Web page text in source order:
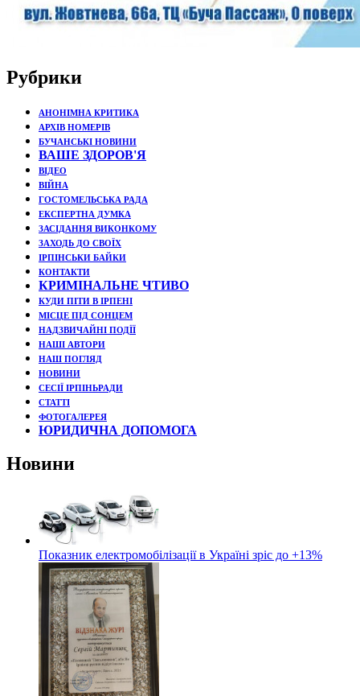
Рубрики
АНОНІМНА КРИТИКА
АРХІВ НОМЕРІВ
БУЧАНСЬКІ НОВИНИ
ВАШЕ ЗДОРОВ'Я
ВІДЕО
ВІЙНА
ГОСТОМЕЛЬСЬКА РАДА
ЕКСПЕРТНА ДУМКА
ЗАСІДАННЯ ВИКОНКОМУ
ЗАХОДЬ ДО СВОЇХ
ІРПІНСЬКИ БАЙКИ
КОНТАКТИ
КРИМІНАЛЬНЕ ЧТИВО
КУДИ ПІТИ В ІРПЕНІ
МІСЦЕ ПІД СОНЦЕМ
НАДЗВИЧАЙНІ ПОДЇЇ
НАШІ АВТОРИ
НАШ ПОГЛЯД
НОВИНИ
СЕСІЇ ІРПІНЬРАДИ
СТАТТІ
ФОТОГАЛЕРЕЯ
ЮРИДИЧНА ДОПОМОГА
Новини
Показник електромобілізації в Україні зріс до +13%